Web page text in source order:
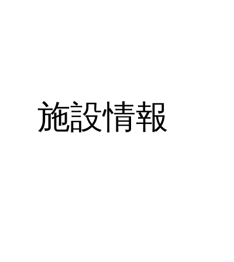
施設情報